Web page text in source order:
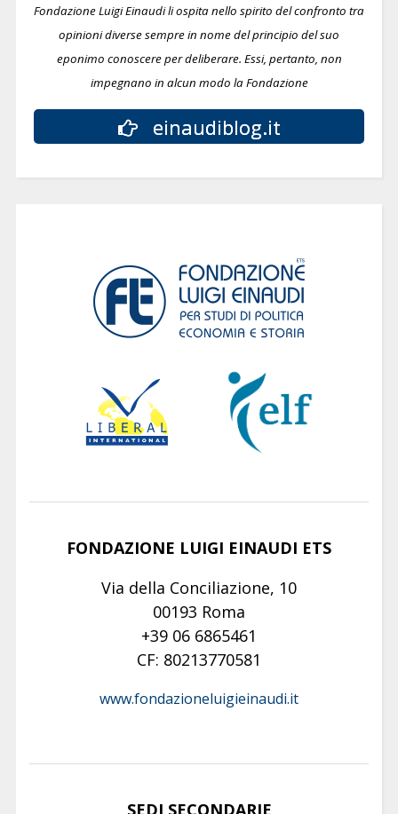
Fondazione Luigi Einaudi li ospita nello spirito del confronto tra
opinioni diverse sempre in nome del principio del suo
eponimo conoscere per deliberare. Essi, pertanto, non
impegnano in alcun modo la Fondazione
einaudiblog.it
FONDAZIONE LUIGI EINAUDI ETS
Via della Conciliazione, 10
00193 Roma
+39 06 6865461
CF: 80213770581
www.fondazioneluigieinaudi.it
SEDI SECONDARIE